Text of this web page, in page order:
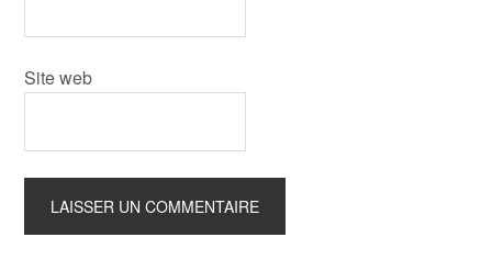
Site web